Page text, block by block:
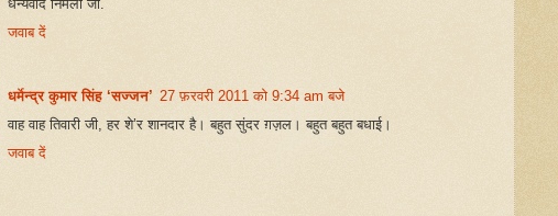
धन्यवाद निर्मला जी.
जवाब दें
धर्मेन्द्र कुमार सिंह ‘सज्जन’ 27 फ़रवरी 2011 को 9:34 am बजे
वाह वाह तिवारी जी, हर शे’र शानदार है। बहुत सुंदर ग़ज़ल। बहुत बहुत बधाई।
जवाब दें